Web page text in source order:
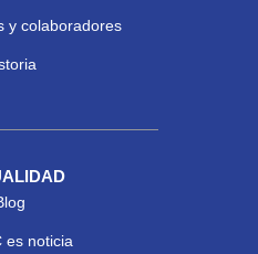
y colaboradores
es noticia